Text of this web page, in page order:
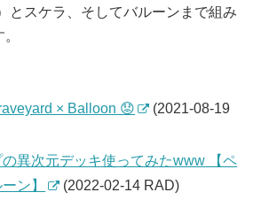
とスケラ、そしてバルーンまで組み
× Balloon 😟
(2021-08-19
異次元デッキ使ってみたwww 【ペ
ン】
(2022-02-14 RAD)